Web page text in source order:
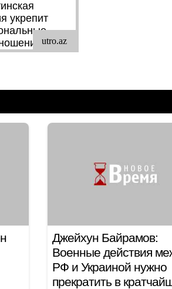
Джейхун Байрамов:
Военные действия
РФ и Украиной нужно
прекратить в